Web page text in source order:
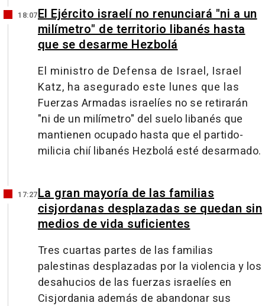
18:07El Ejército israelí no renunciará "ni a un
milímetro" de territorio libanés hasta
que se desarme Hezbolá
El ministro de Defensa de Israel, Israel
Katz, ha asegurado este lunes que las
Fuerzas Armadas israelíes no se retirarán
"ni de un milímetro" del suelo libanés que
mantienen ocupado hasta que el partido-
milicia chií libanés Hezbolá esté desarmado.
17:27La gran mayoría de las familias
cisjordanas desplazadas se quedan sin
medios de vida suficientes
Tres cuartas partes de las familias
palestinas desplazadas por la violencia y los
desahucios de las fuerzas israelíes en
Cisjordania además de abandonar sus